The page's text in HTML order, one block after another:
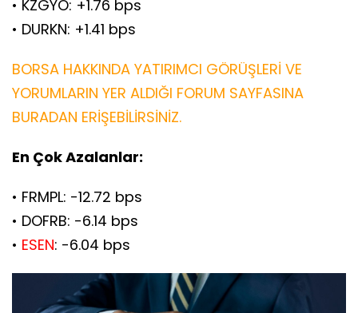
• KZGYO: +1.76 bps
• DURKN: +1.41 bps
BORSA HAKKINDA YATIRIMCI GÖRÜŞLERİ VE
YORUMLARIN YER ALDIĞI FORUM SAYFASINA
BURADAN ERİŞEBİLİRSİNİZ.
En Çok Azalanlar:
• FRMPL: -12.72 bps
• DOFRB: -6.14 bps
• ESEN: -6.04 bps